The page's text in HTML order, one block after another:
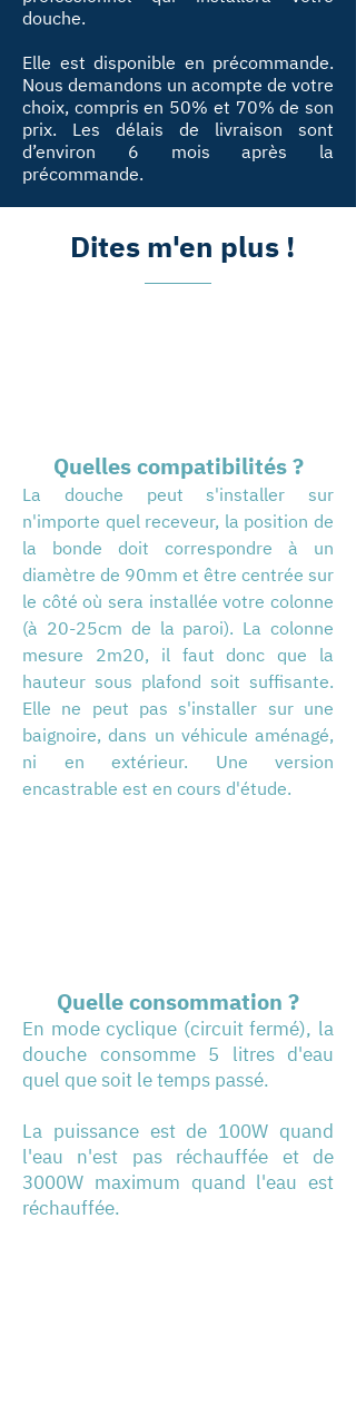
douche.
Elle est disponible en précommande.
Nous demandons un acompte de votre
choix, compris en 50% et 70% de son
prix. Les délais de livraison sont
d’environ 6 mois après la
précommande.
Dites m'en plus !
Quelles compatibilités ?
La douche peut s'installer sur
n'importe quel receveur, la position de
la bonde doit correspondre à un
diamètre de 90mm et être centrée sur
le côté où sera installée votre colonne
(à 20-25cm de la paroi). La colonne
mesure 2m20, il faut donc que la
hauteur sous plafond soit suffisante.
Elle ne peut pas s'installer sur une
baignoire, dans un véhicule aménagé,
ni en extérieur. Une version
encastrable est en cours d'étude.
Quelle consommation ?
En mode cyclique (circuit fermé), la
douche consomme 5 litres d'eau
quel que soit le temps passé.
La puissance est de 100W quand
l'eau n'est pas réchauffée et de
3000W maximum quand l'eau est
réchauffée.